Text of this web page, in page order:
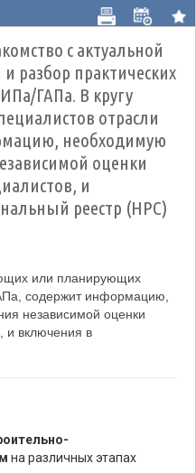
с актуальной
разбор практических
ГАПа. В кругу
отрасли
необходимую
оценки
и
реестр (НРС)
или планирующих
содержит информацию,
независимой оценки
и включения в
на различных этапах